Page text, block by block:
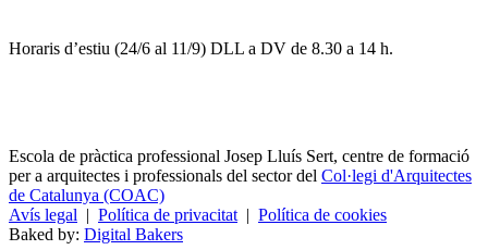
Horaris d’estiu (24/6 al 11/9) DLL a DV de 8.30 a 14 h.
Escola de pràctica professional Josep Lluís Sert, centre de formació
per a arquitectes i professionals del sector del Col·legi d'Arquitectes
de Catalunya (COAC)
Avís legal | Política de privacitat | Política de cookies
Baked by: Digital Bakers